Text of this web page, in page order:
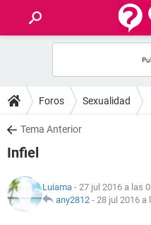
FOROS
SALUD
NUTRICIÓN
Foros Sexualidad
Tema Anterior
Infiel
Luiama - 27 jul 2016 a las
any2812 - 28 jul 2016 a